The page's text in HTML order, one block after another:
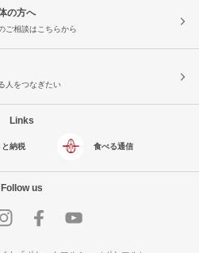
の方へ
ご相談はこちらから
人をつなぎたい
Links
と納税 食べる通信
Follow us